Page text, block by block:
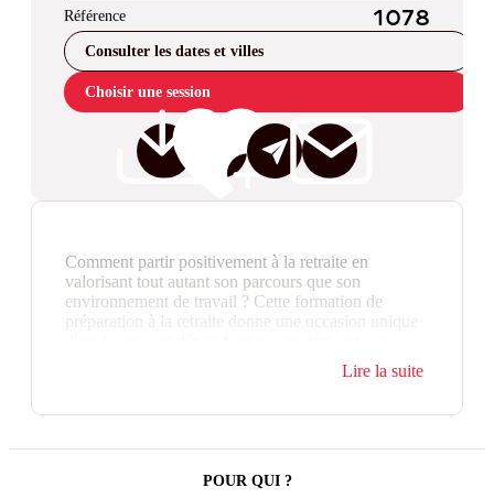
Référence 1078
Consulter les dates et villes
Choisir une session
Comment partir positivement à la retraite en
valorisant tout autant son parcours que son
environnement de travail ? Cette formation de
préparation à la retraite donne une occasion unique
avenir dans un lieu de réflexion et d'échanges.
dans une optique de renouveau. Cette formation
Lire la suite
POUR QUI ?